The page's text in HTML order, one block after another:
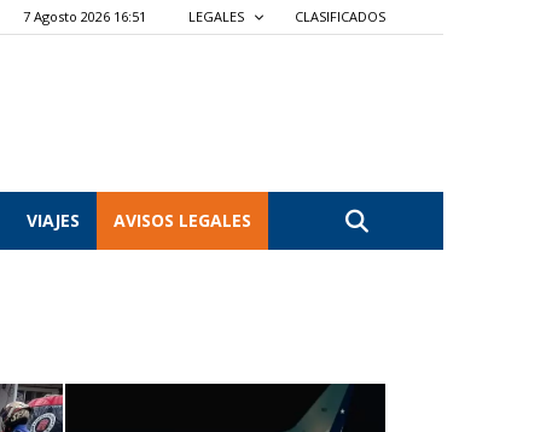
7 Agosto 2026 16:51 LEGALES CLASIFICADOS
VIAJES AVISOS LEGALES